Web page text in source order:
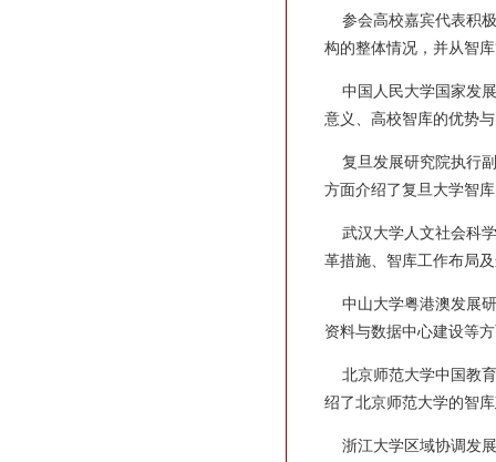
参会高校嘉宾代表积极
构的整体情况，并从智
中国人民大学国家发展
意义、高校智库的优势
复旦发展研究院执行副
方面介绍了复旦大学智
武汉大学人文社会科学
革措施、智库工作布局
中山大学粤港澳发展研
资料与数据中心建设等
北京师范大学中国教育
绍了北京师范大学的智
浙江大学区域协调发展